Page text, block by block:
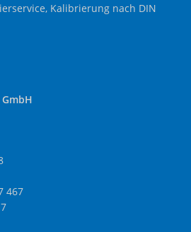
Kalibrierung nach DIN
467